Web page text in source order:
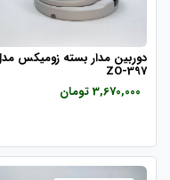
دوربین مدار بسته زومیکس
ZO-397
3,670,000 تومان